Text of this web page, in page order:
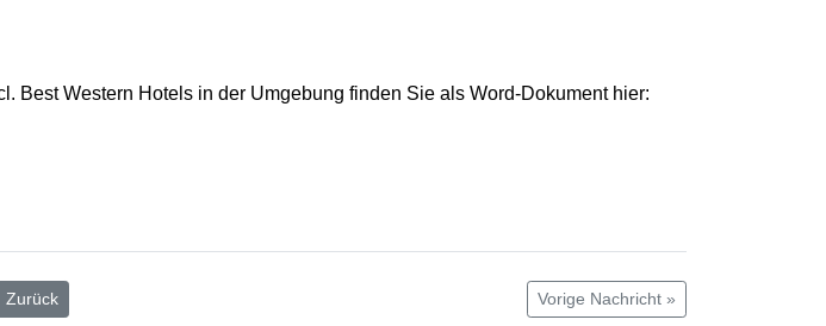
Best Western Hotels in der Umgebung finden Sie als Word-Dokument hier:
Zurück Vorige Nachricht »